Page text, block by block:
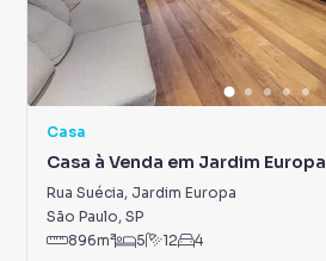
Casa
Casa à Venda em Jardim Europa
Rua Suécia, Jardim Europa
São Paulo, SP
896m² 5 12 4